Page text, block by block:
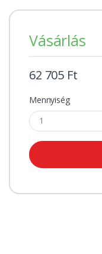
Vásárlás
62 705 Ft
Mennyiség